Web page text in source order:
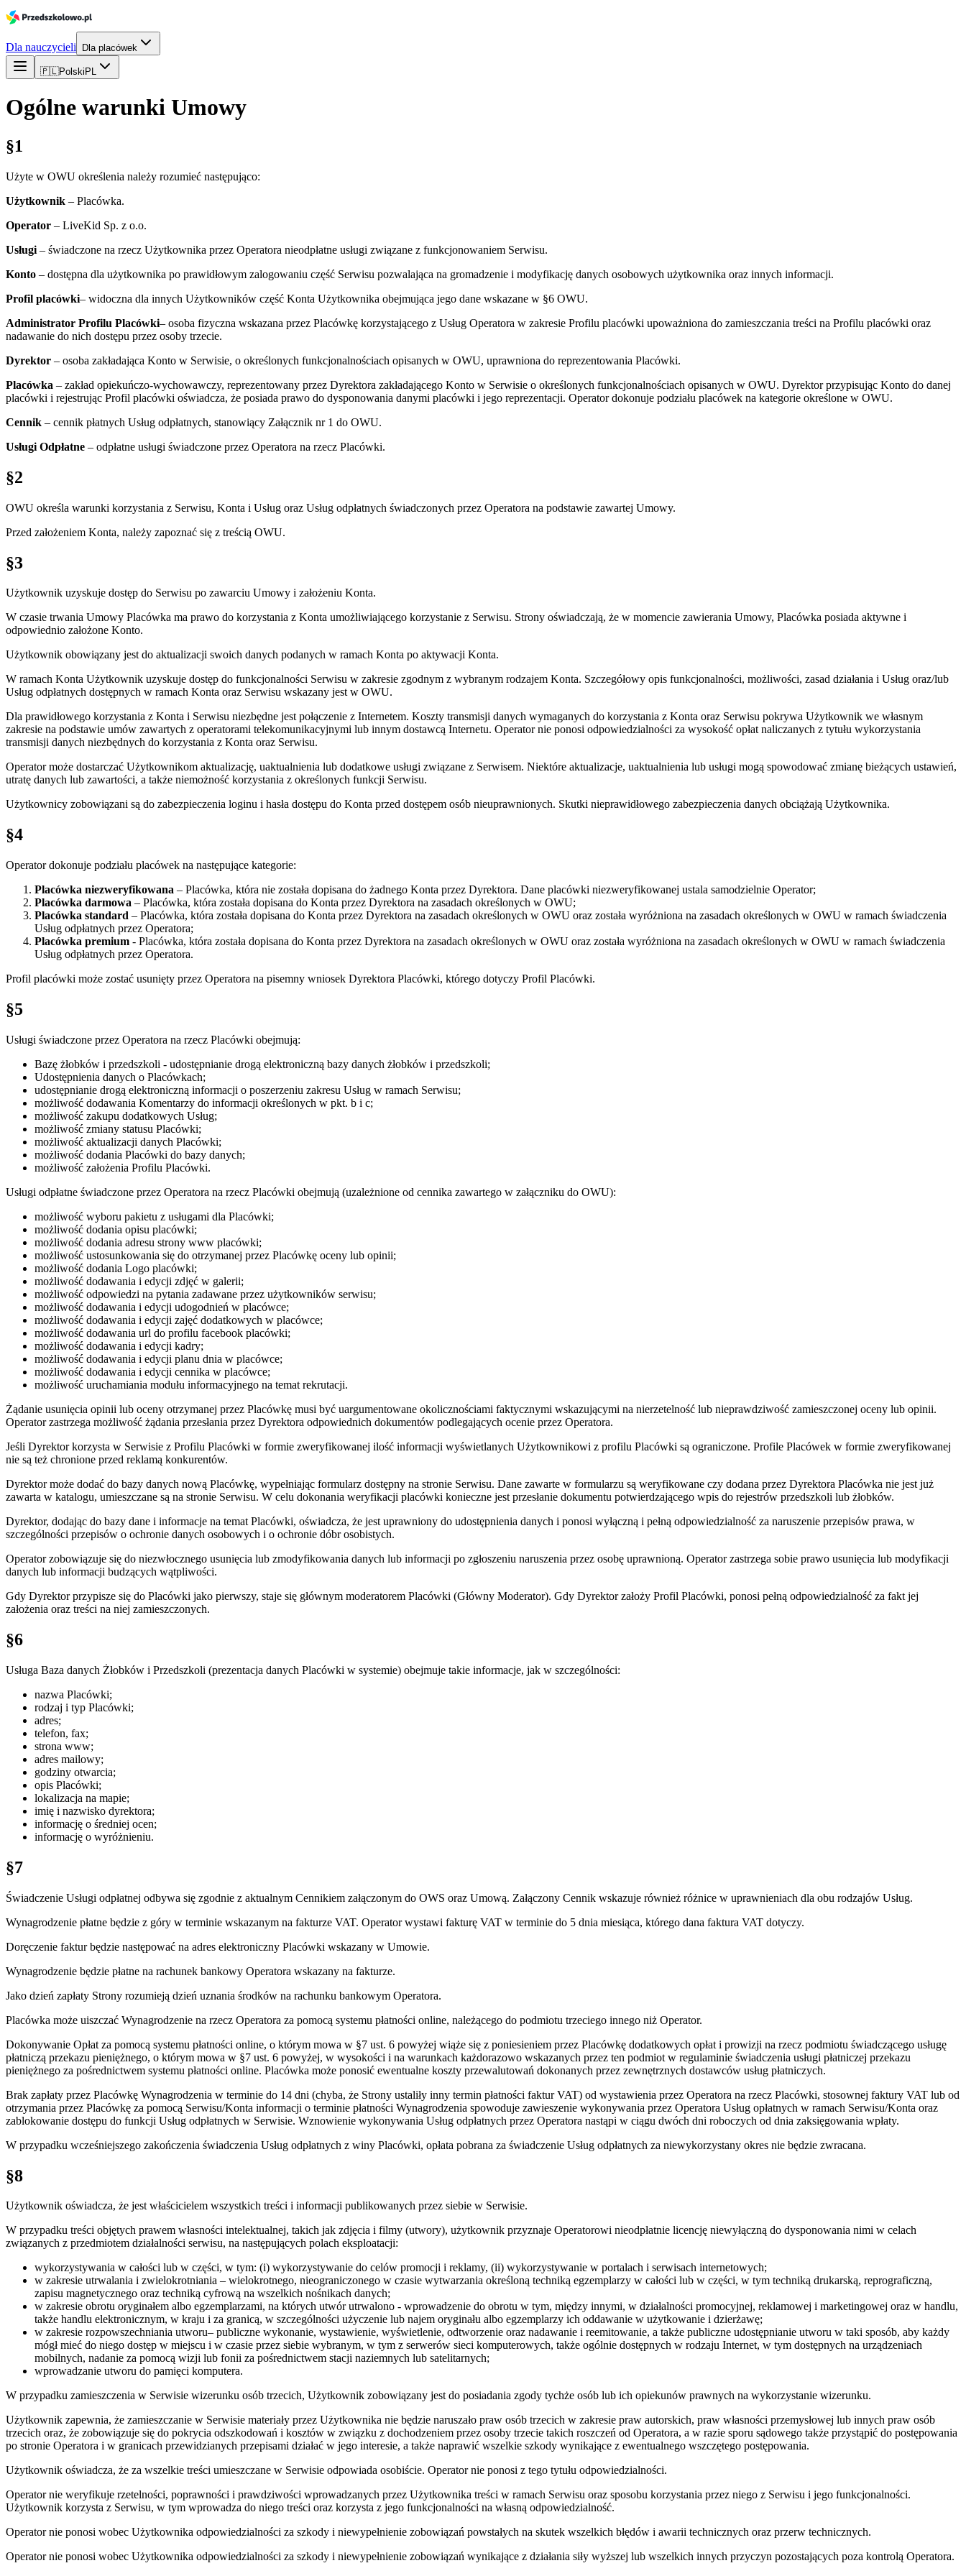
Dla nauczycieli Dla placówek
🇵🇱Polski PL
Ogólne warunki Umowy
§1
Użyte w OWU określenia należy rozumieć następująco:
Użytkownik – Placówka.
Operator – LiveKid Sp. z o.o.
Usługi – świadczone na rzecz Użytkownika przez Operatora nieodpłatne usługi związane z funkcjonowaniem Serwisu.
Konto – dostępna dla użytkownika po prawidłowym zalogowaniu część Serwisu pozwalająca na gromadzenie i modyfikację danych osobowych użytkownika oraz innych informacji.
Profil placówki– widoczna dla innych Użytkowników część Konta Użytkownika obejmująca jego dane wskazane w §6 OWU.
Administrator Profilu Placówki– osoba fizyczna wskazana przez Placówkę korzystającego z Usług Operatora w zakresie Profilu placówki upoważniona do zamieszczania treści na Profilu placówki oraz
nadawanie do nich dostępu przez osoby trzecie.
Dyrektor – osoba zakładająca Konto w Serwisie, o określonych funkcjonalnościach opisanych w OWU, uprawniona do reprezentowania Placówki.
Placówka – zakład opiekuńczo-wychowawczy, reprezentowany przez Dyrektora zakładającego Konto w Serwisie o określonych funkcjonalnościach opisanych w OWU. Dyrektor przypisując Konto do danej
placówki i rejestrując Profil placówki oświadcza, że posiada prawo do dysponowania danymi placówki i jego reprezentacji. Operator dokonuje podziału placówek na kategorie określone w OWU.
Cennik – cennik płatnych Usług odpłatnych, stanowiący Załącznik nr 1 do OWU.
Usługi Odpłatne – odpłatne usługi świadczone przez Operatora na rzecz Placówki.
§2
OWU określa warunki korzystania z Serwisu, Konta i Usług oraz Usług odpłatnych świadczonych przez Operatora na podstawie zawartej Umowy.
Przed założeniem Konta, należy zapoznać się z treścią OWU.
§3
Użytkownik uzyskuje dostęp do Serwisu po zawarciu Umowy i założeniu Konta.
W czasie trwania Umowy Placówka ma prawo do korzystania z Konta umożliwiającego korzystanie z Serwisu. Strony oświadczają, że w momencie zawierania Umowy, Placówka posiada aktywne i
odpowiednio założone Konto.
Użytkownik obowiązany jest do aktualizacji swoich danych podanych w ramach Konta po aktywacji Konta.
W ramach Konta Użytkownik uzyskuje dostęp do funkcjonalności Serwisu w zakresie zgodnym z wybranym rodzajem Konta. Szczegółowy opis funkcjonalności, możliwości, zasad działania i Usług oraz/lub
Usług odpłatnych dostępnych w ramach Konta oraz Serwisu wskazany jest w OWU.
Dla prawidłowego korzystania z Konta i Serwisu niezbędne jest połączenie z Internetem. Koszty transmisji danych wymaganych do korzystania z Konta oraz Serwisu pokrywa Użytkownik we własnym
zakresie na podstawie umów zawartych z operatorami telekomunikacyjnymi lub innym dostawcą Internetu. Operator nie ponosi odpowiedzialności za wysokość opłat naliczanych z tytułu wykorzystania
transmisji danych niezbędnych do korzystania z Konta oraz Serwisu.
Operator może dostarczać Użytkownikom aktualizację, uaktualnienia lub dodatkowe usługi związane z Serwisem. Niektóre aktualizacje, uaktualnienia lub usługi mogą spowodować zmianę bieżących ustawień,
utratę danych lub zawartości, a także niemożność korzystania z określonych funkcji Serwisu.
Użytkownicy zobowiązani są do zabezpieczenia loginu i hasła dostępu do Konta przed dostępem osób nieuprawnionych. Skutki nieprawidłowego zabezpieczenia danych obciążają Użytkownika.
§4
Operator dokonuje podziału placówek na następujące kategorie:
Placówka niezweryfikowana – Placówka, która nie została dopisana do żadnego Konta przez Dyrektora. Dane placówki niezweryfikowanej ustala samodzielnie Operator;
Placówka darmowa – Placówka, która została dopisana do Konta przez Dyrektora na zasadach określonych w OWU;
Placówka standard – Placówka, która została dopisana do Konta przez Dyrektora na zasadach określonych w OWU oraz została wyróżniona na zasadach określonych w OWU w ramach świadczenia
Usług odpłatnych przez Operatora;
Placówka premium - Placówka, która została dopisana do Konta przez Dyrektora na zasadach określonych w OWU oraz została wyróżniona na zasadach określonych w OWU w ramach świadczenia
Usług odpłatnych przez Operatora.
Profil placówki może zostać usunięty przez Operatora na pisemny wniosek Dyrektora Placówki, którego dotyczy Profil Placówki.
§5
Usługi świadczone przez Operatora na rzecz Placówki obejmują:
Bazę żłobków i przedszkoli - udostępnianie drogą elektroniczną bazy danych żłobków i przedszkoli;
Udostępnienia danych o Placówkach;
udostępnianie drogą elektroniczną informacji o poszerzeniu zakresu Usług w ramach Serwisu;
możliwość dodawania Komentarzy do informacji określonych w pkt. b i c;
możliwość zakupu dodatkowych Usług;
możliwość zmiany statusu Placówki;
możliwość aktualizacji danych Placówki;
możliwość dodania Placówki do bazy danych;
możliwość założenia Profilu Placówki.
Usługi odpłatne świadczone przez Operatora na rzecz Placówki obejmują (uzależnione od cennika zawartego w załączniku do OWU):
możliwość wyboru pakietu z usługami dla Placówki;
możliwość dodania opisu placówki;
możliwość dodania adresu strony www placówki;
możliwość ustosunkowania się do otrzymanej przez Placówkę oceny lub opinii;
możliwość dodania Logo placówki;
możliwość dodawania i edycji zdjęć w galerii;
możliwość odpowiedzi na pytania zadawane przez użytkowników serwisu;
możliwość dodawania i edycji udogodnień w placówce;
możliwość dodawania i edycji zajęć dodatkowych w placówce;
możliwość dodawania url do profilu facebook placówki;
możliwość dodawania i edycji kadry;
możliwość dodawania i edycji planu dnia w placówce;
możliwość dodawania i edycji cennika w placówce;
możliwość uruchamiania modułu informacyjnego na temat rekrutacji.
Żądanie usunięcia opinii lub oceny otrzymanej przez Placówkę musi być uargumentowane okolicznościami faktycznymi wskazującymi na nierzetelność lub nieprawdziwość zamieszczonej oceny lub opinii.
Operator zastrzega możliwość żądania przesłania przez Dyrektora odpowiednich dokumentów podlegających ocenie przez Operatora.
Jeśli Dyrektor korzysta w Serwisie z Profilu Placówki w formie zweryfikowanej ilość informacji wyświetlanych Użytkownikowi z profilu Placówki są ograniczone. Profile Placówek w formie zweryfikowanej
nie są też chronione przed reklamą konkurentów.
Dyrektor może dodać do bazy danych nową Placówkę, wypełniając formularz dostępny na stronie Serwisu. Dane zawarte w formularzu są weryfikowane czy dodana przez Dyrektora Placówka nie jest już
zawarta w katalogu, umieszczane są na stronie Serwisu. W celu dokonania weryfikacji placówki konieczne jest przesłanie dokumentu potwierdzającego wpis do rejestrów przedszkoli lub żłobków.
Dyrektor, dodając do bazy dane i informacje na temat Placówki, oświadcza, że jest uprawniony do udostępnienia danych i ponosi wyłączną i pełną odpowiedzialność za naruszenie przepisów prawa, w
szczególności przepisów o ochronie danych osobowych i o ochronie dóbr osobistych.
Operator zobowiązuje się do niezwłocznego usunięcia lub zmodyfikowania danych lub informacji po zgłoszeniu naruszenia przez osobę uprawnioną. Operator zastrzega sobie prawo usunięcia lub modyfikacji
danych lub informacji budzących wątpliwości.
Gdy Dyrektor przypisze się do Placówki jako pierwszy, staje się głównym moderatorem Placówki (Główny Moderator). Gdy Dyrektor założy Profil Placówki, ponosi pełną odpowiedzialność za fakt jej
założenia oraz treści na niej zamieszczonych.
§6
Usługa Baza danych Żłobków i Przedszkoli (prezentacja danych Placówki w systemie) obejmuje takie informacje, jak w szczególności:
nazwa Placówki;
rodzaj i typ Placówki;
adres;
telefon, fax;
strona www;
adres mailowy;
godziny otwarcia;
opis Placówki;
lokalizacja na mapie;
imię i nazwisko dyrektora;
informację o średniej ocen;
informację o wyróżnieniu.
§7
Świadczenie Usługi odpłatnej odbywa się zgodnie z aktualnym Cennikiem załączonym do OWS oraz Umową. Załączony Cennik wskazuje również różnice w uprawnieniach dla obu rodzajów Usług.
Wynagrodzenie płatne będzie z góry w terminie wskazanym na fakturze VAT. Operator wystawi fakturę VAT w terminie do 5 dnia miesiąca, którego dana faktura VAT dotyczy.
Doręczenie faktur będzie następować na adres elektroniczny Placówki wskazany w Umowie.
Wynagrodzenie będzie płatne na rachunek bankowy Operatora wskazany na fakturze.
Jako dzień zapłaty Strony rozumieją dzień uznania środków na rachunku bankowym Operatora.
Placówka może uiszczać Wynagrodzenie na rzecz Operatora za pomocą systemu płatności online, należącego do podmiotu trzeciego innego niż Operator.
Dokonywanie Opłat za pomocą systemu płatności online, o którym mowa w §7 ust. 6 powyżej wiąże się z poniesieniem przez Placówkę dodatkowych opłat i prowizji na rzecz podmiotu świadczącego usługę
płatniczą przekazu pieniężnego, o którym mowa w §7 ust. 6 powyżej, w wysokości i na warunkach każdorazowo wskazanych przez ten podmiot w regulaminie świadczenia usługi płatniczej przekazu
pieniężnego za pośrednictwem systemu płatności online. Placówka może ponosić ewentualne koszty przewalutowań dokonanych przez zewnętrznych dostawców usług płatniczych.
Brak zapłaty przez Placówkę Wynagrodzenia w terminie do 14 dni (chyba, że Strony ustaliły inny termin płatności faktur VAT) od wystawienia przez Operatora na rzecz Placówki, stosownej faktury VAT lub od
otrzymania przez Placówkę za pomocą Serwisu/Konta informacji o terminie płatności Wynagrodzenia spowoduje zawieszenie wykonywania przez Operatora Usług opłatnych w ramach Serwisu/Konta oraz
zablokowanie dostępu do funkcji Usług odpłatnych w Serwisie. Wznowienie wykonywania Usług odpłatnych przez Operatora nastąpi w ciągu dwóch dni roboczych od dnia zaksięgowania wpłaty.
W przypadku wcześniejszego zakończenia świadczenia Usług odpłatnych z winy Placówki, opłata pobrana za świadczenie Usług odpłatnych za niewykorzystany okres nie będzie zwracana.
§8
Użytkownik oświadcza, że jest właścicielem wszystkich treści i informacji publikowanych przez siebie w Serwisie.
W przypadku treści objętych prawem własności intelektualnej, takich jak zdjęcia i filmy (utwory), użytkownik przyznaje Operatorowi nieodpłatnie licencję niewyłączną do dysponowania nimi w celach
związanych z przedmiotem działalności serwisu, na następujących polach eksploatacji:
wykorzystywania w całości lub w części, w tym: (i) wykorzystywanie do celów promocji i reklamy, (ii) wykorzystywanie w portalach i serwisach internetowych;
w zakresie utrwalania i zwielokrotniania – wielokrotnego, nieograniczonego w czasie wytwarzania określoną techniką egzemplarzy w całości lub w części, w tym techniką drukarską, reprograficzną,
zapisu magnetycznego oraz techniką cyfrową na wszelkich nośnikach danych;
w zakresie obrotu oryginałem albo egzemplarzami, na których utwór utrwalono - wprowadzenie do obrotu w tym, między innymi, w działalności promocyjnej, reklamowej i marketingowej oraz w handlu,
także handlu elektronicznym, w kraju i za granicą, w szczególności użyczenie lub najem oryginału albo egzemplarzy ich oddawanie w użytkowanie i dzierżawę;
w zakresie rozpowszechniania utworu– publiczne wykonanie, wystawienie, wyświetlenie, odtworzenie oraz nadawanie i reemitowanie, a także publiczne udostępnianie utworu w taki sposób, aby każdy
mógł mieć do niego dostęp w miejscu i w czasie przez siebie wybranym, w tym z serwerów sieci komputerowych, także ogólnie dostępnych w rodzaju Internet, w tym dostępnych na urządzeniach
mobilnych, nadanie za pomocą wizji lub fonii za pośrednictwem stacji naziemnych lub satelitarnych;
wprowadzanie utworu do pamięci komputera.
W przypadku zamieszczenia w Serwisie wizerunku osób trzecich, Użytkownik zobowiązany jest do posiadania zgody tychże osób lub ich opiekunów prawnych na wykorzystanie wizerunku.
Użytkownik zapewnia, że zamieszczanie w Serwisie materiały przez Użytkownika nie będzie naruszało praw osób trzecich w zakresie praw autorskich, praw własności przemysłowej lub innych praw osób
trzecich oraz, że zobowiązuje się do pokrycia odszkodowań i kosztów w związku z dochodzeniem przez osoby trzecie takich roszczeń od Operatora, a w razie sporu sądowego także przystąpić do postępowania
po stronie Operatora i w granicach przewidzianych przepisami działać w jego interesie, a także naprawić wszelkie szkody wynikające z ewentualnego wszczętego postępowania.
Użytkownik oświadcza, że za wszelkie treści umieszczane w Serwisie odpowiada osobiście. Operator nie ponosi z tego tytułu odpowiedzialności.
Operator nie weryfikuje rzetelności, poprawności i prawdziwości wprowadzanych przez Użytkownika treści w ramach Serwisu oraz sposobu korzystania przez niego z Serwisu i jego funkcjonalności.
Użytkownik korzysta z Serwisu, w tym wprowadza do niego treści oraz korzysta z jego funkcjonalności na własną odpowiedzialność.
Operator nie ponosi wobec Użytkownika odpowiedzialności za szkody i niewypełnienie zobowiązań powstałych na skutek wszelkich błędów i awarii technicznych oraz przerw technicznych.
Operator nie ponosi wobec Użytkownika odpowiedzialności za szkody i niewypełnienie zobowiązań wynikające z działania siły wyższej lub wszelkich innych przyczyn pozostających poza kontrolą Operatora.